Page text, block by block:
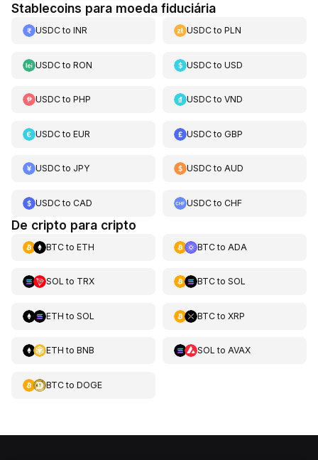
Stablecoins para moeda fiduciária
USDCto INR USDCtoPLN
USDCto RON USDCtoUSD
USDCto PHP USDCtoVND
USDCto EUR USDCtoGBP
USDCto JPY USDCtoAUD
USDCto CAD USDCtoCHF
De cripto para cripto
BTCto ETH BTCto ADA
SOL to TRX BTCto SOL
ETH to SOL BTCto XRP
ETH to BNB SOL to AVAX
BTCto DOGE